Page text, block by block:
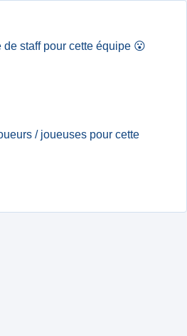
de staff pour cette équipe 😮
/ joueuses pour cette